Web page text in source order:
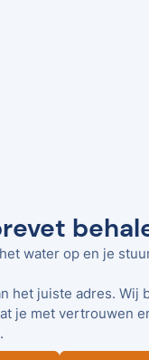
water op en je
het juiste adres. Wij
je met vertrouwen